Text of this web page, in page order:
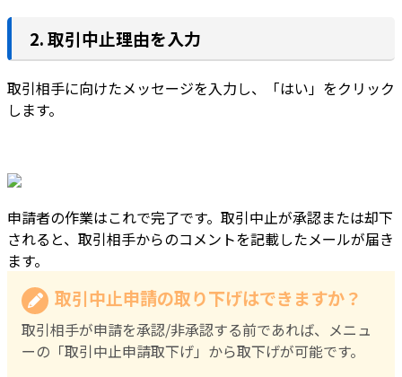
2. 取引中止理由を入力
取引相手に向けたメッセージを入力し、「はい」をクリック
します。
申請者の作業はこれで完了です。取引中止が承認または却下
されると、取引相手からのコメントを記載したメールが届き
ます。
取引中止申請の取り下げはできますか？
取引相手が申請を承認/非承認する前であれば、メニュ
ーの「取引中止申請取下げ」から取下げが可能です。